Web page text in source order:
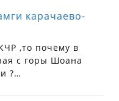
карачаево-
,то почему в
с горы Шоана
?…